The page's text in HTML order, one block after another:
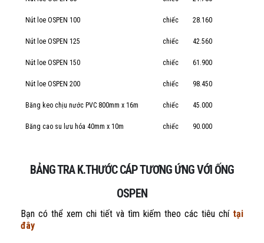
Nút loe OSPEN 100 chiếc 28.160
Nút loe OSPEN 125 chiếc 42.560
Nút loe OSPEN 150 chiếc 61.900
Nút loe OSPEN 200 chiếc 98.450
Băng keo chịu nước PVC 800mm x 16m chiếc 45.000
Băng cao su lưu hóa 40mm x 10m chiếc 90.000
BẢNG TRA K.THƯỚC CÁP TƯƠNG ỨNG VỚI ỐNG
OSPEN
Bạn có thể xem chi tiết và tìm kiếm theo các tiêu chí tại
đây